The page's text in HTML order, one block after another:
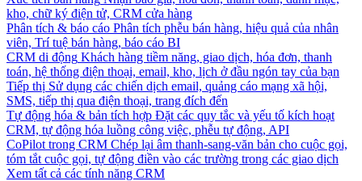
kho, chữ ký điện tử, CRM cửa hàng
Phân tích & báo cáo Phân tích phễu bán hàng, hiệu quả của nhân
viên, Trí tuệ bán hàng, báo cáo BI
CRM di động Khách hàng tiềm năng, giao dịch, hóa đơn, thanh
toán, hệ thống điện thoại, email, kho, lịch ở đầu ngón tay của bạn
Tiếp thị Sử dụng các chiến dịch email, quảng cáo mạng xã hội,
SMS, tiếp thị qua điện thoại, trang đích đến
Tự động hóa & bản tích hợp Đặt các quy tắc và yếu tố kích hoạt
CRM, tự động hóa luồng công việc, phễu tự động, API
CoPilot trong CRM Chép lại âm thanh-sang-văn bản cho cuộc gọi,
tóm tắt cuộc gọi, tự động điền vào các trường trong các giao dịch
Xem tất cả các tính năng CRM